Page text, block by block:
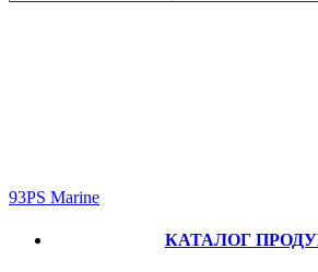
93PS Marine
КАТАЛОГ